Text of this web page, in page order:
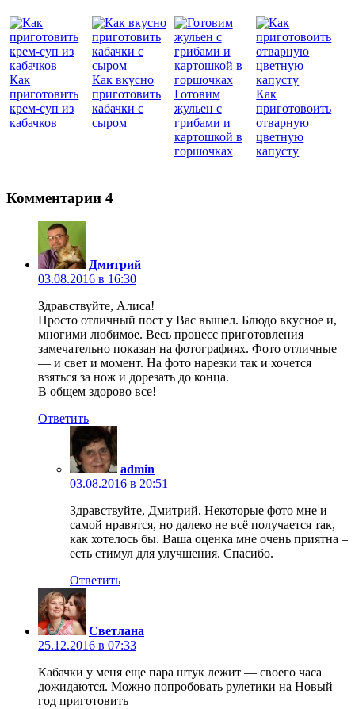
Как
приготовить
крем-суп из
кабачков
Как вкусно
приготовить
кабачки с
сыром
Готовим
жульен с
грибами и
картошкой в
горшочках
Как
приготовоить
отварную
цветную
капусту
Комментарии 4
Дмитрий
03.08.2016 в 16:30
Здравствуйте, Алиса!
Просто отличный пост у Вас вышел. Блюдо вкусное и,
многими любимое. Весь процесс приготовления
замечательно показан на фотографиях. Фото отличные
— и свет и момент. На фото нарезки так и хочется
взяться за нож и дорезать до конца.
В общем здорово все!
Ответить
admin
03.08.2016 в 20:51
Здравствуйте, Дмитрий. Некоторые фото мне и
самой нравятся, но далеко не всё получается так,
как хотелось бы. Ваша оценка мне очень приятна –
есть стимул для улучшения. Спасибо.
Ответить
Светлана
25.12.2016 в 07:33
Кабачки у меня еще пара штук лежит — своего часа
дожидаются. Можно попробовать рулетики на Новый
год приготовить